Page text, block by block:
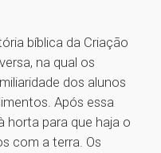
bíblica da Criação
na qual os
dos alunos
Após essa
horta para que haja o
com a terra. Os